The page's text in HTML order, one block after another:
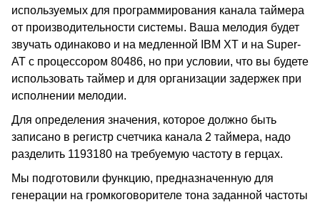
используемых для программирования канала таймера
от производительности системы. Ваша мелодия будет
звучать одинаково и на медленной IBM XT и на Super-
AT с процессором 80486, но при условии, что вы будете
использовать таймер и для организации задержек при
исполнении мелодии.
Для определения значения, которое должно быть
записано в регистр счетчика канала 2 таймера, надо
разделить 1193180 на требуемую частоту в герцах.
Мы подготовили функцию, предназначенную для
генерации на громкоговорителе тона заданной частоты